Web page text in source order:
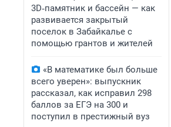
3D‑памятник и бассейн — как
развивается закрытый
поселок в Забайкалье с
помощью грантов и жителей
«В математике был больше
всего уверен»: выпускник
рассказал, как исправил 298
баллов за ЕГЭ на 300 и
поступил в престижный вуз